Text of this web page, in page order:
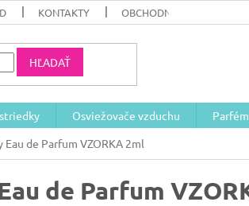
KONTAKTY OBCHODNÉ PODMIENKY/
HĽADAŤ
Osviežovače vzduchu
Eau de Parfum VZORKA 2ml
de Parfum